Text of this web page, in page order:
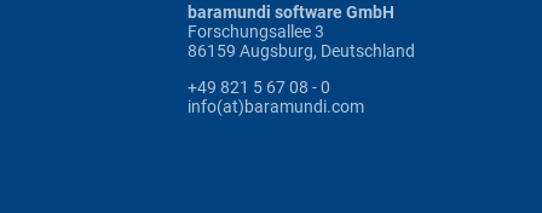
baramundi software GmbH
Forschungsallee 3
86159 Augsburg, Deutschland
+49 821 5 67 08 - 0
info(at)baramundi.com